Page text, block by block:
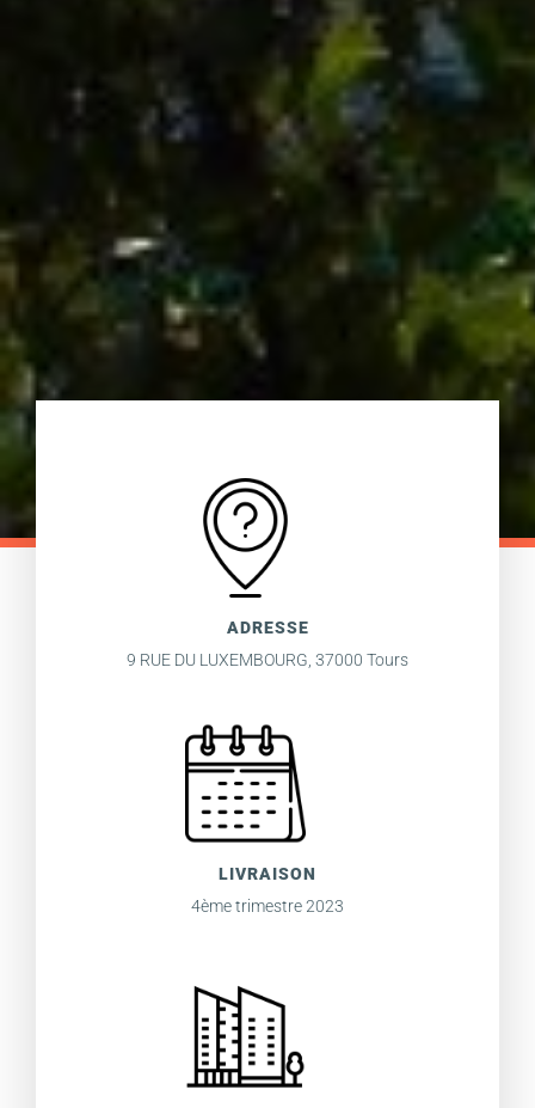
ADRESSE
9 RUE DU LUXEMBOURG, 37000 Tours
LIVRAISON
4ème trimestre 2023